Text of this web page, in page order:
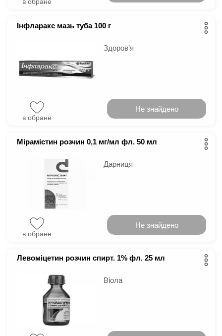
Інфларакс мазь туба 100 г
Здоровʼя
в обране
Не знайдено
Мірамістин розчин 0,1 мг/мл фл. 50 мл
Дарниця
в обране
Не знайдено
Левоміцетин розчин спирт. 1% фл. 25 мл
Віола